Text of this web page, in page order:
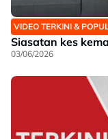
VIDEO TERKINI &
Siasatan kes
03/06/2026